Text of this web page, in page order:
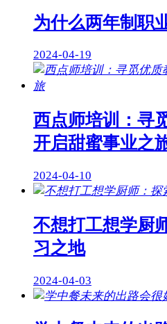
为什么两年制职
2024-04-19
西点师培训：寻
开启甜蜜事业之
2024-04-10
不想打工想学厨
习之地
2024-04-03